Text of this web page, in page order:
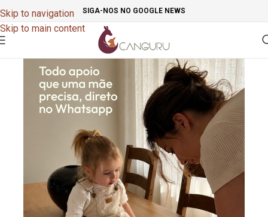
Skip to navigation
Skip to main content
SIGA-NOS NO GOOGLE NEWS